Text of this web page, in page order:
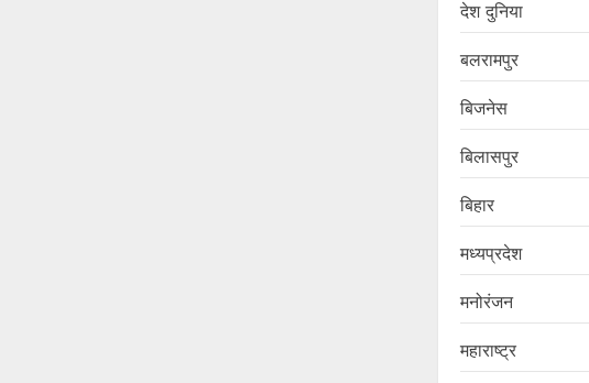
देश दुनिया
बलरामपुर
बिजनेस
बिलासपुर
बिहार
मध्यप्रदेश
मनोरंजन
महाराष्ट्र